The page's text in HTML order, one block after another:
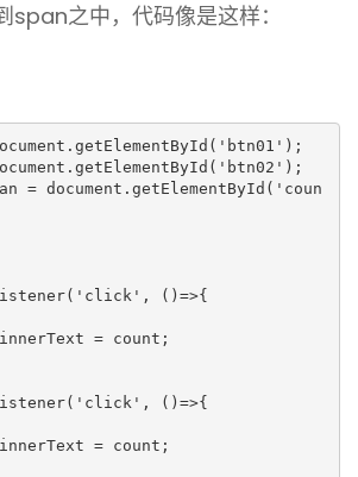
span之中，代码像是这样：
= document.getElementById('coun
()=>{
= count;
()=>{
= count;